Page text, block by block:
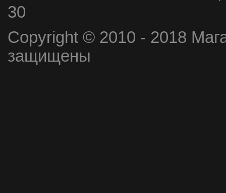
30
Copyright © 2010 - 2018
защищены